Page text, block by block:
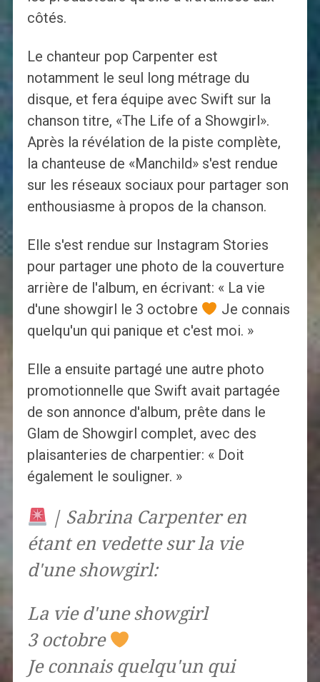
côtés.
Le chanteur pop Carpenter est
notamment le seul long métrage du
disque, et fera équipe avec Swift sur la
chanson titre, «The Life of a Showgirl».
Après la révélation de la piste complète,
la chanteuse de «Manchild» s'est rendue
sur les réseaux sociaux pour partager son
enthousiasme à propos de la chanson.
Elle s'est rendue sur Instagram Stories
pour partager une photo de la couverture
arrière de l'album, en écrivant: « La vie
d'une showgirl le 3 octobre
Je connais
quelqu'un qui panique et c'est moi. »
Elle a ensuite partagé une autre photo
promotionnelle que Swift avait partagée
de son annonce d'album, prête dans le
Glam de Showgirl complet, avec des
plaisanteries de charpentier: « Doit
également le souligner. »
| Sabrina Carpenter en
étant en vedette sur la vie
d'une showgirl:
La vie d'une showgirl
3 octobre
Je connais quelqu'un qui